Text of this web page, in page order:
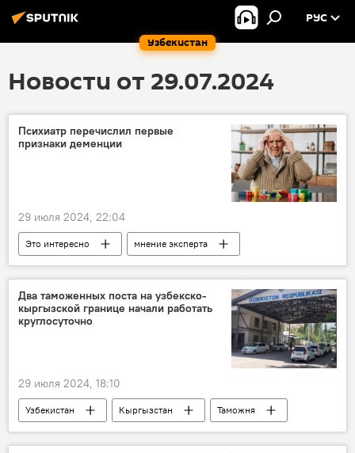
Узбекистан
РУС
Новости от 29.07.2024
Психиатр перечислил первые
признаки деменции
29 июля 2024, 22:04
Это интересно
мнение эксперта
здоровье
Два таможенных поста на узбекско-
кыргызской границе начали работать
круглосуточно
29 июля 2024, 18:10
Узбекистан Кыргызстан
Таможня
пост
Общество граница